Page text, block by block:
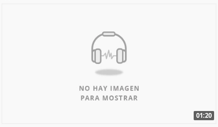
01:20